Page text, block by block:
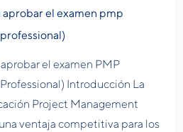
el examen pmp
el examen PMP
Introducción La
Project Management
ventaja competitiva para los